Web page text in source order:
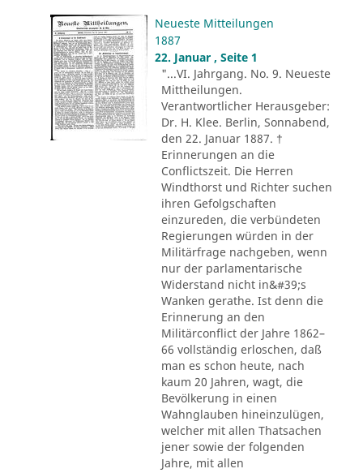
Neueste Mitteilungen
1887
22. Januar , Seite 1
"...VI. Jahrgang. No. 9. Neueste
Mittheilungen.
Verantwortlicher Herausgeber:
Dr. H. Klee. Berlin, Sonnabend,
den 22. Januar 1887. †
Erinnerungen an die
Conflictszeit. Die Herren
Windthorst und Richter suchen
ihren Gefolgschaften
einzureden, die verbündeten
Regierungen würden in der
Militärfrage nachgeben, wenn
nur der parlamentarische
Widerstand nicht in&#39;s
Wanken gerathe. Ist denn die
Erinnerung an den
Militärconflict der Jahre 1862–
66 vollständig erloschen, daß
man es schon heute, nach
kaum 20 Jahren, wagt, die
Bevölkerung in einen
Wahnglauben hineinzulügen,
welcher mit allen Thatsachen
jener sowie der folgenden
Jahre, mit allen